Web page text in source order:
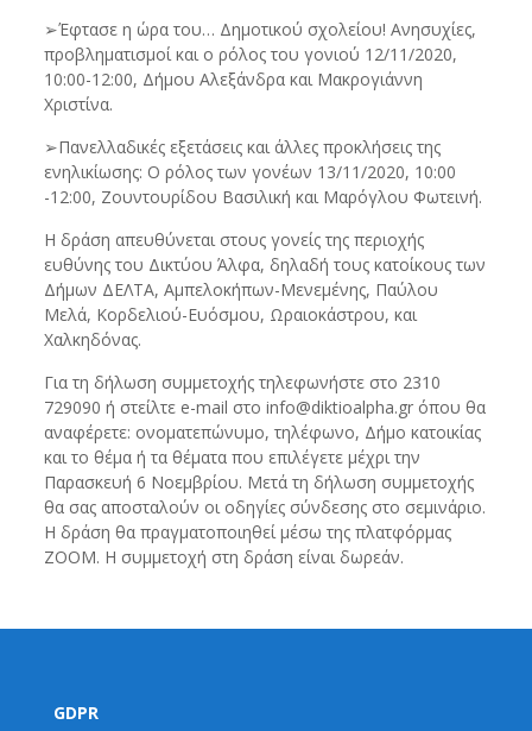
➢Έφτασε η ώρα του… Δημοτικού σχολείου! Ανησυχίες,
προβληματισμοί και ο ρόλος του γονιού 12/11/2020,
10:00-12:00, Δήμου Αλεξάνδρα και Μακρογιάννη
Χριστίνα.
➢Πανελλαδικές εξετάσεις και άλλες προκλήσεις της
ενηλικίωσης: Ο ρόλος των γονέων 13/11/2020, 10:00
-12:00, Ζουντουρίδου Βασιλική και Μαρόγλου Φωτεινή.
Η δράση απευθύνεται στους γονείς της περιοχής
ευθύνης του Δικτύου Άλφα, δηλαδή τους κατοίκους των
Δήμων ΔΕΛΤΑ, Αμπελοκήπων-Μενεμένης, Παύλου
Μελά, Κορδελιού-Ευόσμου, Ωραιοκάστρου, και
Χαλκηδόνας.
Για τη δήλωση συμμετοχής τηλεφωνήστε στο 2310
729090 ή στείλτε e-mail στο info@diktioalpha.gr όπου θα
αναφέρετε: ονοματεπώνυμο, τηλέφωνο, Δήμο κατοικίας
και το θέμα ή τα θέματα που επιλέγετε μέχρι την
Παρασκευή 6 Νοεμβρίου. Μετά τη δήλωση συμμετοχής
θα σας αποσταλούν οι οδηγίες σύνδεσης στο σεμινάριο.
Η δράση θα πραγματοποιηθεί μέσω της πλατφόρμας
ZOOM. Η συμμετοχή στη δράση είναι δωρεάν.
GDPR